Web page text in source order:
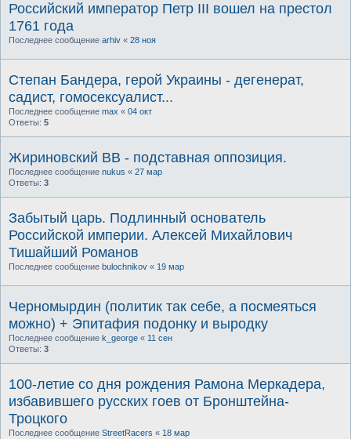
Российский император Петр III вошел на престол
1761 года
Последнее сообщение arhiv « 28 ноя
Степан Бандера, герой Украины - дегенерат,
садист, гомосексуалист...
Последнее сообщение max « 04 окт
Ответы: 5
Жириновский ВВ - подставная оппозиция.
Последнее сообщение nukus « 27 мар
Ответы: 3
Забытый царь. Подлинный основатель
Российской империи. Алексей Михайлович
Тишайший Романов
Последнее сообщение bulochnikov « 19 мар
Черномырдин (политик так себе, а посмеяться
можно) + Эпитафия подонку и выродку
Последнее сообщение k_george « 11 сен
Ответы: 3
100-летие со дня рождения Рамона Меркадера,
избавившего русских гоев от Бронштейна-
Троцкого
Последнее сообщение StreetRacers « 18 мар